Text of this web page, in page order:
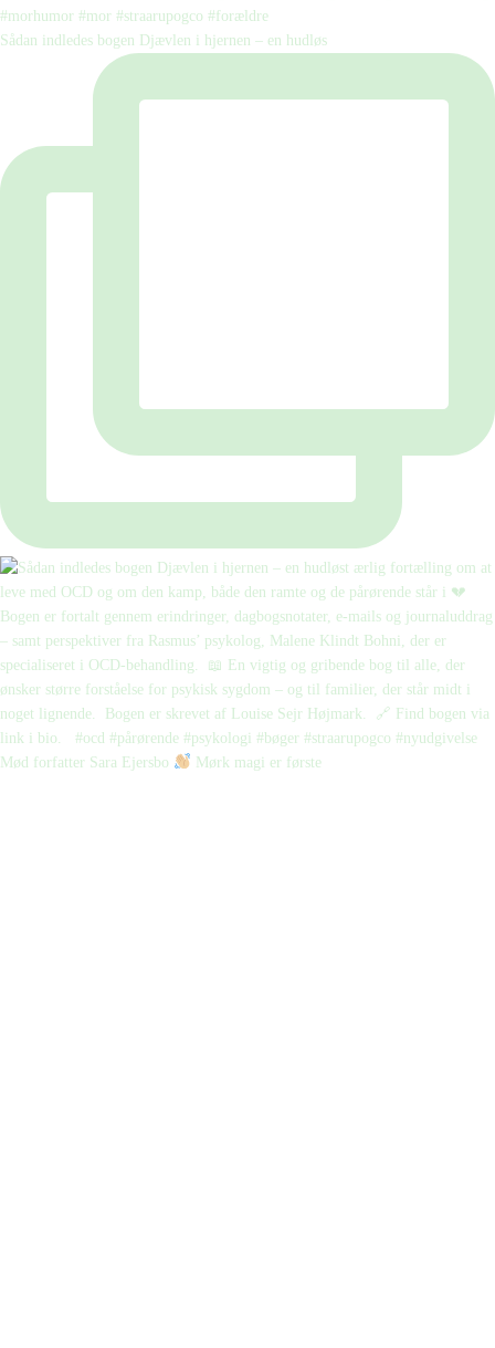
Sådan indledes bogen Djævlen i hjernen – en hudløs
Mød forfatter Sara Ejersbo Mørk magi er første